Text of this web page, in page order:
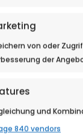
von oder
der
und
Verknüpfung
840 vendors
MARSEILLE